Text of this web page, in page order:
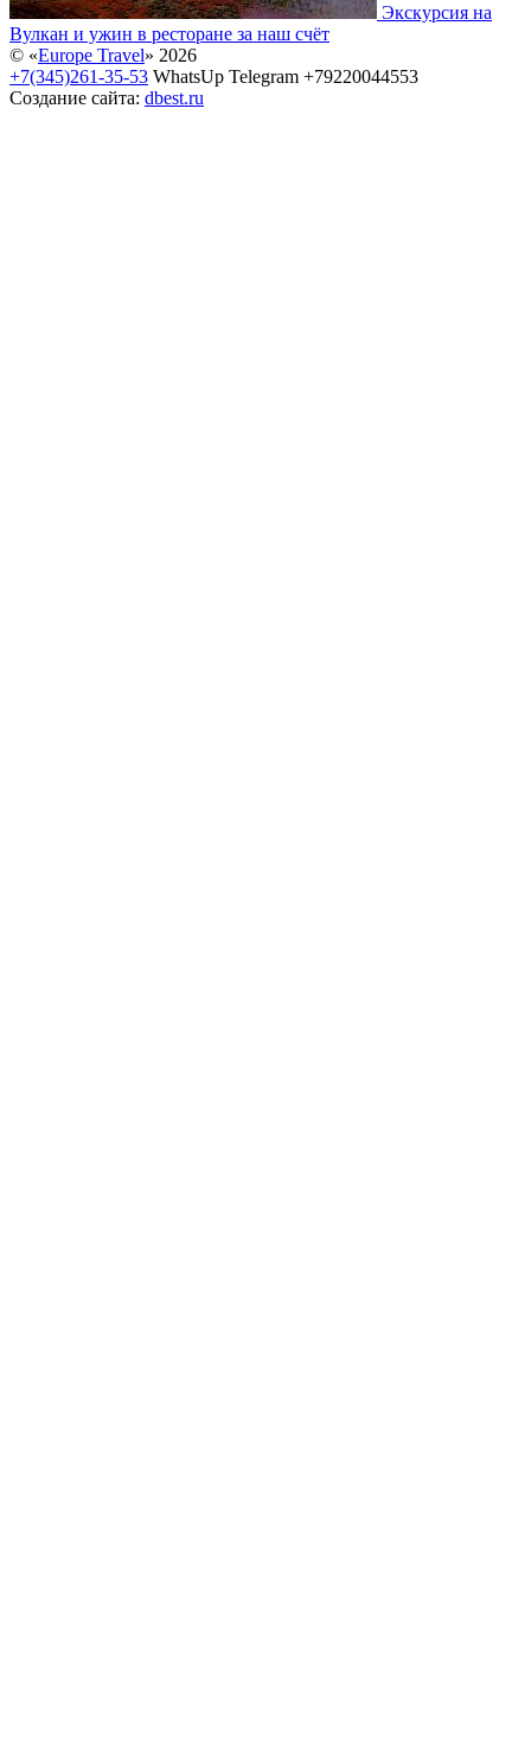
Экскурсия на
Вулкан и ужин в ресторане за наш счёт
© «Europe Travel» 2026
+7(345)261-35-53 WhatsUp Telegram +79220044553
Создание сайта: dbest.ru